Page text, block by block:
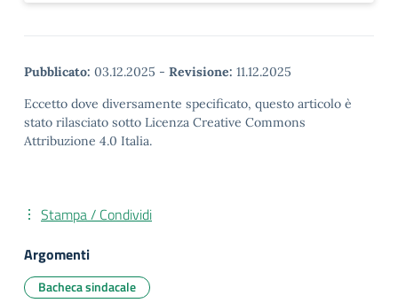
Pubblicato: 03.12.2025 - Revisione: 11.12.2025
Eccetto dove diversamente specificato, questo articolo è
stato rilasciato sotto Licenza Creative Commons
Attribuzione 4.0 Italia.
Stampa / Condividi
Argomenti
Bacheca sindacale